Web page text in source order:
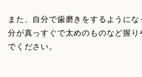
また、自分で歯磨きをするように
分が真っすぐで太めのものなど握
でください。